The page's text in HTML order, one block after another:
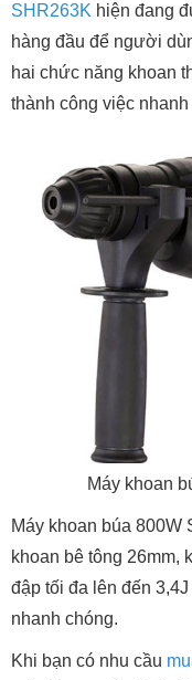
SHR263K hiện đang
hàng đầu để người
hai chức năng khoan
thành công việc nhanh
Máy khoan
Máy khoan búa 800W
khoan bê tông 26mm,
đập tối đa lên đến
nhanh chóng.
Khi bạn có nhu cầu